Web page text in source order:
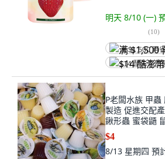
明天 8/10 (一)
(10)
满 $1,500 再
$14 酷澎幣回
P老闆水族 甲
製造 促進交配
鍬形蟲 蜜袋鼯
$4
8/13 星期四 預